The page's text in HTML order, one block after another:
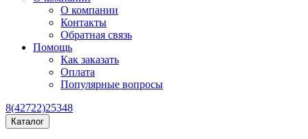
О компании
Контакты
Обратная связь
Помощь
Как заказать
Оплата
Популярные вопросы
8(42722)25348
Каталог